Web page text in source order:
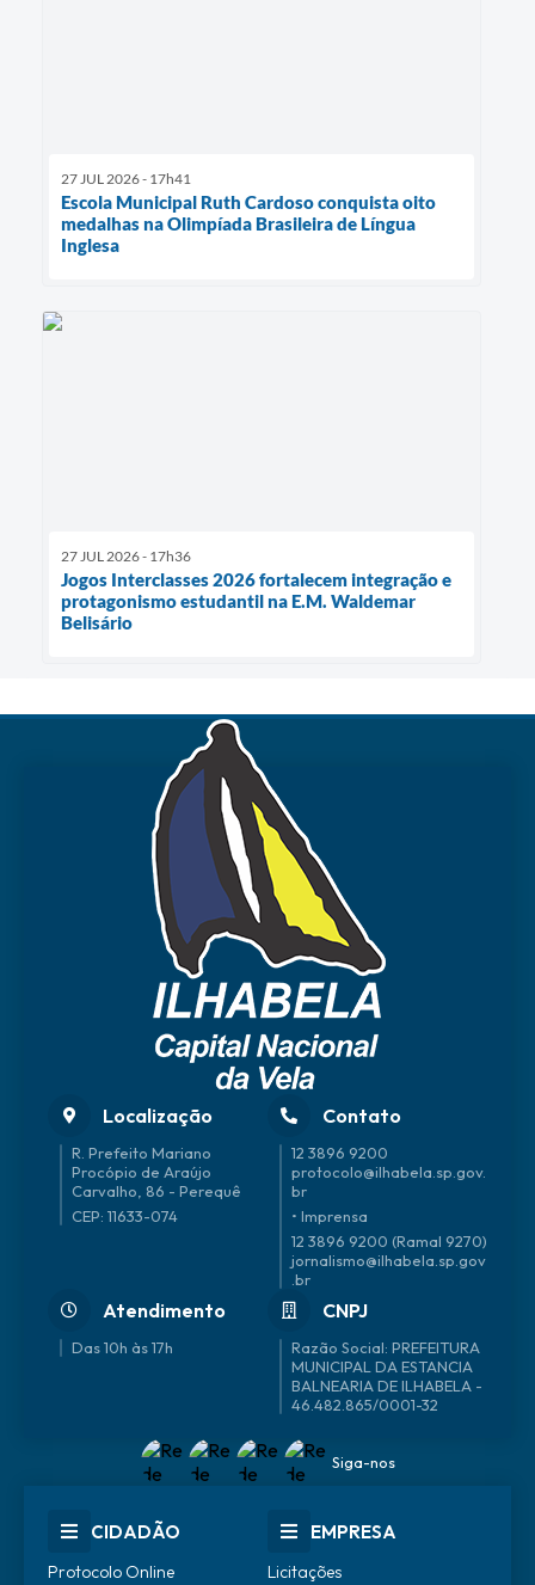
27 JUL 2026 - 17h41
Escola Municipal Ruth Cardoso conquista oito
medalhas na Olimpíada Brasileira de Língua
Inglesa
27 JUL 2026 - 17h36
Jogos Interclasses 2026 fortalecem integração e
protagonismo estudantil na E.M. Waldemar
Belisário
Localização
R. Prefeito Mariano
Procópio de Araújo
Carvalho, 86 - Perequê
CEP: 11633-074
Contato
12 3896 9200
protocolo@ilhabela.sp.gov.
br
• Imprensa
12 3896 9200 (Ramal 9270)
jornalismo@ilhabela.sp.gov
.br
Atendimento
Das 10h às 17h
CNPJ
46.482.865/0001-32
Siga-nos
CIDADÃO
Protocolo Online
EMPRESA
Licitações